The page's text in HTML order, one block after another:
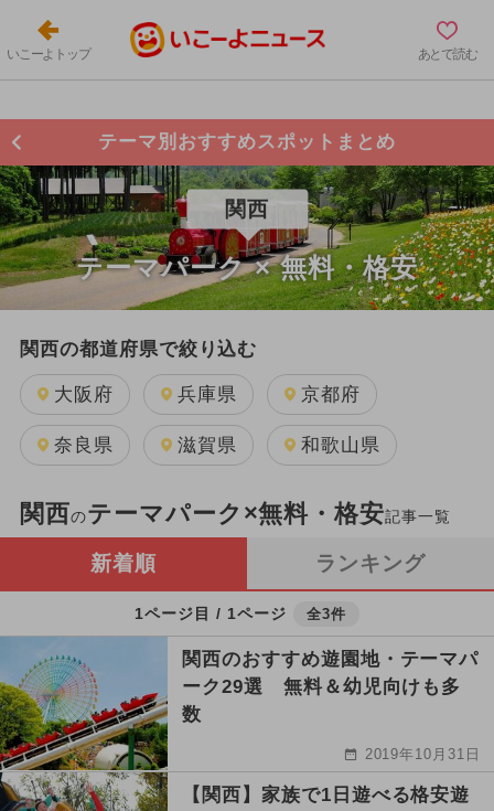
いこーよトップ あとで読む
テーマ別おすすめスポットまとめ
関西
テーマパーク × 無料・格安
関西の都道府県で絞り込む
大阪府 兵庫県 京都府
奈良県 滋賀県 和歌山県
関西のテーマパーク×無料・格安記事一覧
新着順 ランキング
1ページ目 / 1ページ 全3件
関西のおすすめ遊園地・テーマパ
ーク29選 無料＆幼児向けも多
数
2019年10月31日
【関西】家族で1日遊べる格安遊